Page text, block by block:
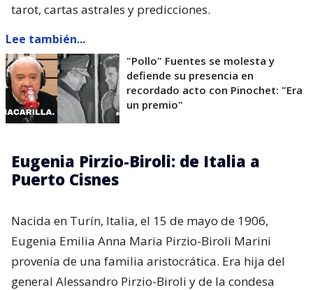
tarot, cartas astrales y predicciones.
Lee también...
"Pollo" Fuentes se molesta y
defiende su presencia en
recordado acto con Pinochet: "Era
un premio"
Eugenia Pirzio-Biroli: de Italia a
Puerto Cisnes
Nacida en Turín, Italia, el 15 de mayo de 1906,
Eugenia Emilia Anna Maria Pirzio-Biroli Marini
provenía de una familia aristocrática. Era hija del
general Alessandro Pirzio-Biroli y de la condesa